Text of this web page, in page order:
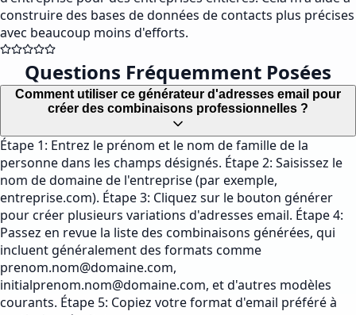
construire des bases de données de contacts plus précises
avec beaucoup moins d'efforts.
Questions Fréquemment Posées
Comment utiliser ce générateur d'adresses email pour
créer des combinaisons professionnelles ?
Étape 1: Entrez le prénom et le nom de famille de la
personne dans les champs désignés. Étape 2: Saisissez le
nom de domaine de l'entreprise (par exemple,
entreprise.com). Étape 3: Cliquez sur le bouton générer
pour créer plusieurs variations d'adresses email. Étape 4:
Passez en revue la liste des combinaisons générées, qui
incluent généralement des formats comme
prenom.nom@domaine.com,
initialprenom.nom@domaine.com, et d'autres modèles
courants. Étape 5: Copiez votre format d'email préféré à